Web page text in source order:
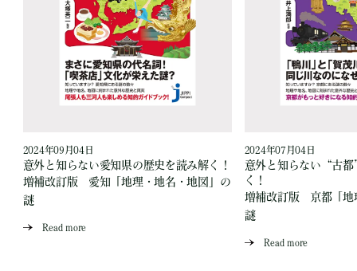
2024年09月04日
意外と知らない愛知県の歴史を読み解く！
増補改訂版 愛知「地理・地名・地図」の
謎
Read more
2024年07月04日
意外と知らない“古
く！
増補改訂版 京都「地
謎
Read more